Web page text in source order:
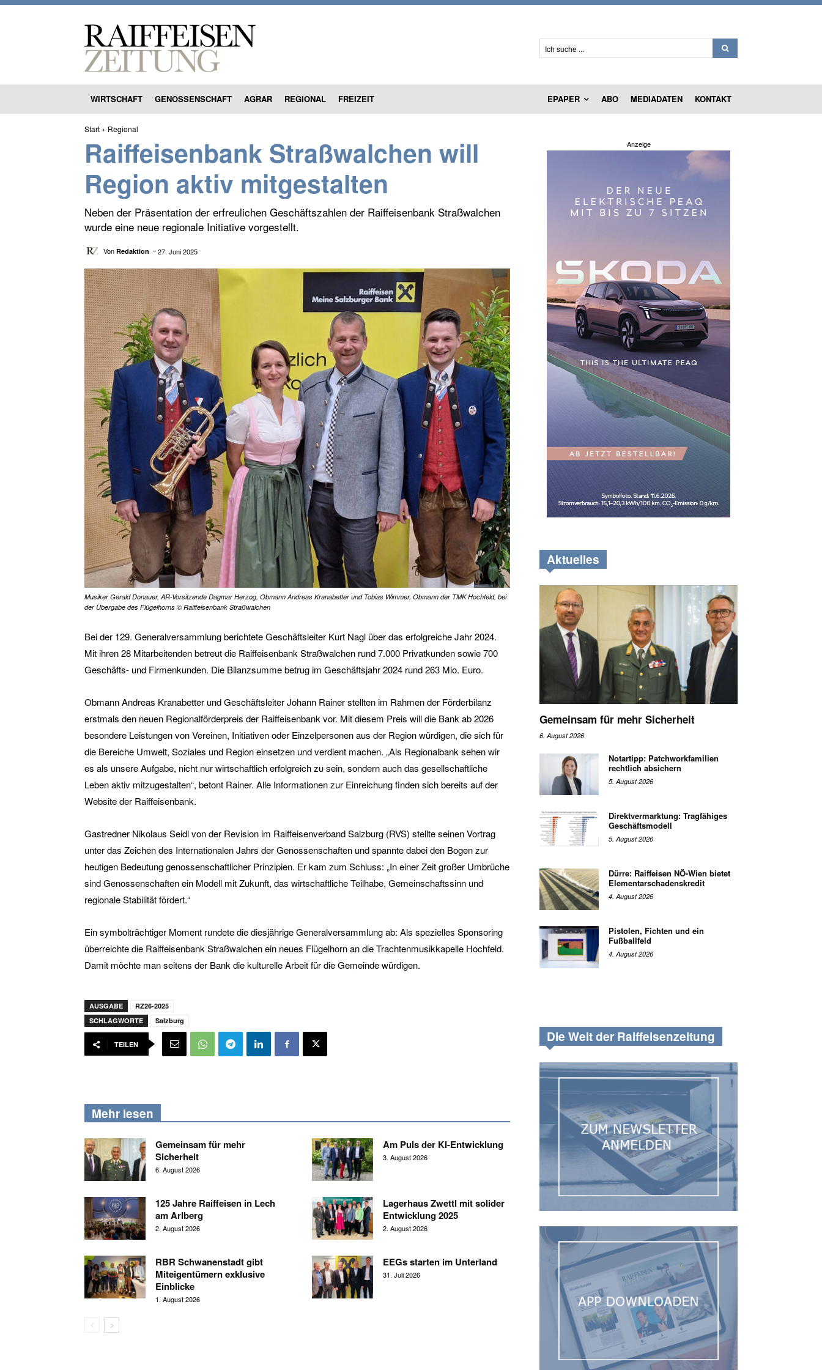
Ich suche ...
WIRTSCHAFT GENOSSENSCHAFT AGRAR REGIONAL FREIZEIT EPAPER ABO MEDIADATEN KONTAKT
Start Regional
Raiffeisenbank Straßwalchen will
Region aktiv mitgestalten
Neben der Präsentation der erfreulichen Geschäftszahlen der Raiffeisenbank Straßwalchen
wurde eine neue regionale Initiative vorgestellt.
Von Redaktion 27. Juni 2025
Musiker Gerald Donauer, AR-Vorsitzende Dagmar Herzog, Obmann Andreas Kranabetter und Tobias Wimmer, Obmann der TMK Hochfeld, bei
der Übergabe des Flügelhorns © Raiffeisenbank Straßwalchen
Bei der 129. Generalversammlung berichtete Geschäftsleiter Kurt Nagl über das erfolgreiche Jahr 2024.
Mit ihren 28 Mitarbeitenden betreut die Raiffeisenbank Straßwalchen rund 7.000 Privatkunden sowie 700
Geschäfts- und Firmenkunden. Die Bilanzsumme betrug im Geschäftsjahr 2024 rund 263 Mio. Euro.
Obmann Andreas Kranabetter und Geschäftsleiter Johann Rainer stellten im Rahmen der Förderbilanz
erstmals den neuen Regionalförderpreis der Raiffeisenbank vor. Mit diesem Preis will die Bank ab 2026
besondere Leistungen von Vereinen, Initiativen oder Einzelpersonen aus der Region würdigen, die sich für
die Bereiche Umwelt, Soziales und Region einsetzen und verdient machen. „Als Regionalbank sehen wir
es als unsere Aufgabe, nicht nur wirtschaftlich erfolgreich zu sein, sondern auch das gesellschaftliche
Leben aktiv mitzugestalten“, betont Rainer. Alle Informationen zur Einreichung finden sich bereits auf der
Website der Raiffeisenbank.
Gastredner Nikolaus Seidl von der Revision im Raiffeisenverband Salzburg (RVS) stellte seinen Vortrag
unter das Zeichen des Internationalen Jahrs der Genossenschaften und spannte dabei den Bogen zur
heutigen Bedeutung genossenschaftlicher Prinzipien. Er kam zum Schluss: „In einer Zeit großer Umbrüche
sind Genossenschaften ein Modell mit Zukunft, das wirtschaftliche Teilhabe, Gemeinschaftssinn und
regionale Stabilität fördert.“
Ein symbolträchtiger Moment rundete die diesjährige Generalversammlung ab: Als spezielles Sponsoring
überreichte die Raiffeisenbank Straßwalchen ein neues Flügelhorn an die Trachtenmusikkapelle Hochfeld.
Damit möchte man seitens der Bank die kulturelle Arbeit für die Gemeinde würdigen.
AUSGABE
RZ26-2025
SCHLAGWORTE
Salzburg
TEILEN
Mehr lesen
Gemeinsam für mehr
Sicherheit
6. August 2026
Am Puls der KI-Entwicklung
3. August 2026
125 Jahre Raiffeisen in Lech
am Arlberg
2. August 2026
Lagerhaus Zwettl mit solider
Entwicklung 2025
2. August 2026
RBR Schwanenstadt gibt
Miteigentümern exklusive
Einblicke
1. August 2026
EEGs starten im Unterland
31. Juli 2026
Anzeige
Aktuelles
Gemeinsam für mehr Sicherheit
6. August 2026
Notartipp: Patchworkfamilien
rechtlich absichern
5. August 2026
Direktvermarktung: Tragfähiges
Geschäftsmodell
5. August 2026
Dürre: Raiffeisen NÖ-Wien bietet
Elementarschadenskredit
4. August 2026
Pistolen, Fichten und ein
Fußballfeld
4. August 2026
Die Welt der Raiffeisenzeitung